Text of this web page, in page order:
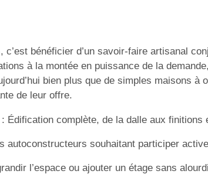
c’est bénéficier d’un savoir-faire artisanal
à la montée en puissance de la
bien plus que de simples maisons
de leur offre.
Édification complète, de la dalle aux finitions
autoconstructeurs souhaitant participer
l’espace ou ajouter un étage sans